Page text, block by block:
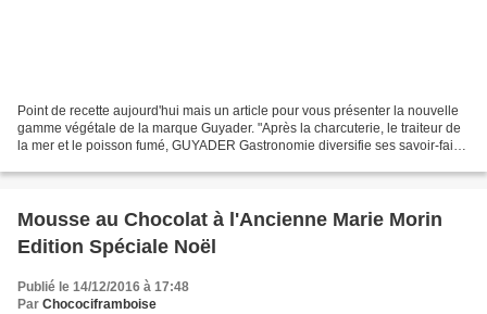
Point de recette aujourd'hui mais un article pour vous présenter la nouvelle
gamme végétale de la marque Guyader. "Après la charcuterie, le traiteur de
la mer et le poisson fumé, GUYADER Gastronomie diversifie ses savoir-faire
Mousse au Chocolat à l'Ancienne Marie Morin
Edition Spéciale Noël
Publié le 14/12/2016 à 17:48
Par Chocociframboise